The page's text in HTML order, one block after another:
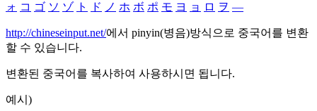
ォ コ ゴ ソ ゾ ト ド ノ ホ ボ ポ モ ヨ ョ ロ ヲ ―
http://chineseinput.net/에서 pinyin(병음)방식으로 중국어를 변환
할 수 있습니다.
변환된 중국어를 복사하여 사용하시면 됩니다.
예시)